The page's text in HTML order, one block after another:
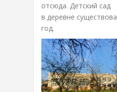
отсюда. Детский сад
в деревне
год.